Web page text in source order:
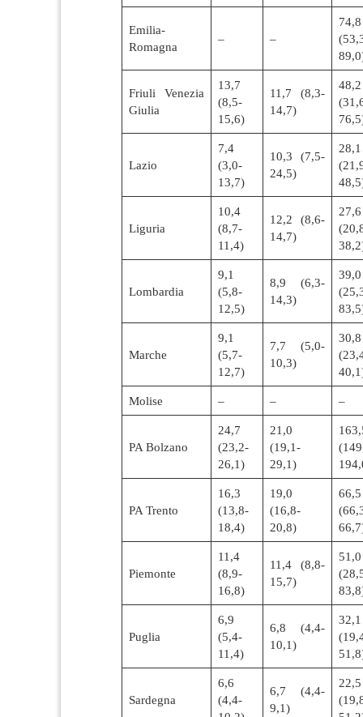
Emilia-
Romagna
– –
74,8
Friuli Venezia
Giulia
13,7
(8,5-
15,6)
11,7 (8,3-
14,7)
48,2
Lazio
7,4
(3,0-
13,7)
10,3 (7,5-
24,5)
28,1
Liguria
10,4
(8,7-
11,4)
12,2 (8,6-
14,7)
27,6
Lombardia
9,1
(5,8-
12,5)
8,9 (6,3-
14,3)
39,0
Marche
9,1
(5,7-
12,7)
7,7 (5,0-
10,3)
30,8
Molise – – –
PA Bolzano
24,7
(23,2-
26,1)
21,0
(19,1-
29,1)
PA Trento
16,3
(13,8-
18,4)
19,0
(16,8-
20,8)
66,5
Piemonte
11,4
(8,9-
16,8)
11,4 (8,8-
15,7)
51,0
Puglia
6,9
(5,4-
11,4)
6,8 (4,4-
10,1)
32,1
Sardegna
6,6
(4,4-
6,7 (4,4-
9,1)
22,5